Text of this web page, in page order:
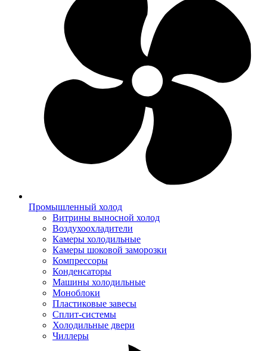
Промышленный холод
Витрины выносной холод
Воздухоохладители
Камеры холодильные
Камеры шоковой заморозки
Компрессоры
Конденсаторы
Машины холодильные
Моноблоки
Пластиковые завесы
Сплит-системы
Холодильные двери
Чиллеры